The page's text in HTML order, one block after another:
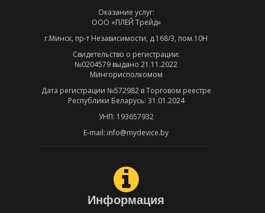
Оказание услуг:
ООО «ПЛЕЙ Трейд»
г.Минск, пр-т Независимости, д.168/3, пом.10Н
Свидетельство о регистрации:
№0204579 выдано 21.11.2022
Мингорисполкомом
Дата регистрации №572982 в Торговом реестре
Республики Беларусь: 31.01.2024
УНП: 193657932
E-mail: info@mydevice.by
Информация